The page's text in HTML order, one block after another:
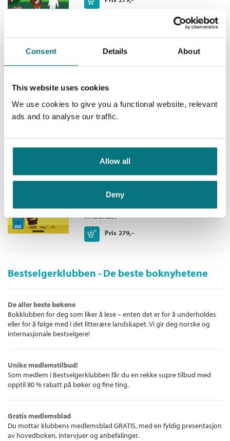
Consent Details About
This website uses cookies
We use cookies to give you a functional website, relevant
ads and to analyse our traffic.
Allow all
Deny
Hokus pokus, Albert Åberg!
Innbundet
Medlem 99,–
Ikke medlem
Kjøp
Albert Åberg begynner på
skolen
Albert Åberg /
Innbundet
Pris 279,–
Kjøp
Bestselgerklubben - De beste boknyhetene
De aller beste bøkene
Bokklubben for deg som liker å lese – enten det er for å underholdes
eller for å følge med i det litterære landskapet. Vi gir deg norske og
internasjonale bestselgere!
Unike medlemstilbud!
Som medlem i Bestselgerklubben får du en rekke supre tilbud med
opptil 80 % rabatt på bøker og fine ting.
Gratis medlemsblad
Du mottar klubbens medlemsblad GRATIS, med en fyldig presentasjon
av hovedboken, intervjuer og anbefalinger.